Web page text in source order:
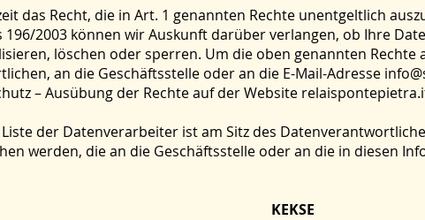
das Recht, die in Art. 1 genannten Rechte unentgeltlich
196/2003 können wir Auskunft darüber verlangen, ob Ihre
löschen oder sperren. Um die oben genannten Rechte
an die Geschäftsstelle oder an die E-Mail-Adresse
– Ausübung der Rechte auf der Website
der Datenverarbeiter ist am Sitz des
werden, die an die Geschäftsstelle oder an die in diesen
KEKSE